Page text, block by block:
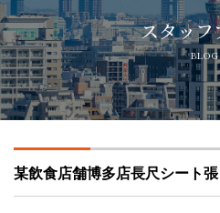
MKクリエイトのワンストップ自社
ビル・マンション・商業施設の大
外壁塗装・防水工事
オフィス・店舗の内装リフォーム・
スタッフ
BLOG
某飲食店舗博多店長尺シート